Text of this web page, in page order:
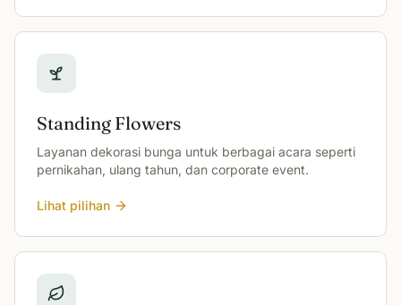
Standing Flowers
Layanan dekorasi bunga untuk berbagai acara seperti
pernikahan, ulang tahun, dan corporate event.
Lihat pilihan